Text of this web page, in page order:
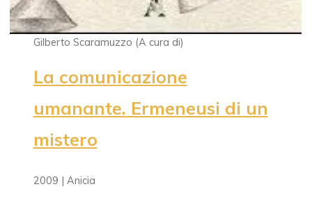
Gilberto Scaramuzzo (A cura di)
La comunicazione
umanante. Ermeneusi di un
mistero
2009 | Anicia